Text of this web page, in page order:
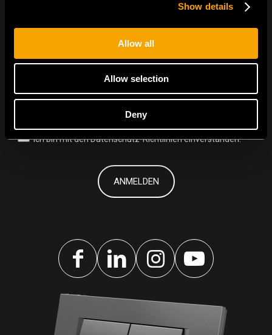
Show details
Allow all
Allow selection
Deny
BLEIBEN SIE IN
KONTAKT
NEWSLETTER ABONNIEREN
Ich bin mit denDatenschutz-Richtlinien einverstanden.